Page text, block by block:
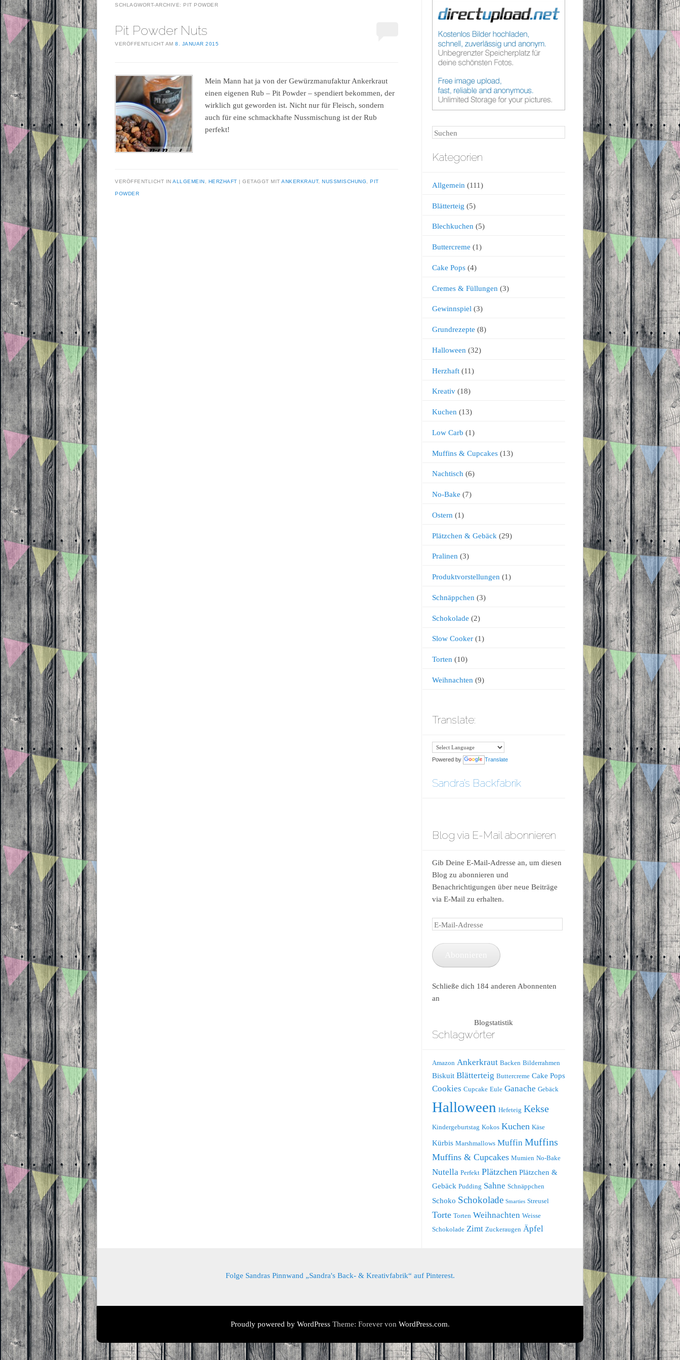
SCHLAGWORT-ARCHIVE: PIT POWDER
Pit Powder Nuts
VERÖFFENTLICHT AM 8. JANUAR 2015
Mein Mann hat ja von der Gewürzmanufaktur Ankerkraut
einen eigenen Rub – Pit Powder – spendiert bekommen, der
wirklich gut geworden ist. Nicht nur für Fleisch, sondern
auch für eine schmackhafte Nussmischung ist der Rub
perfekt!
VERÖFFENTLICHT IN ALLGEMEIN HERZHAFT GETAGGT MIT ANKERKRAUT, NUSSMISCHUNG PIT
POWDER
Suchen
Kategorien
Allgemein (111)
Blätterteig (5)
Blechkuchen (5)
Buttercreme (1)
Cake Pops(4)
Cremes & Füllungen (3)
Gewinnspiel(3)
Grundrezepte (8)
Halloween (32)
Herzhaft(11)
Kreativ(18)
Kuchen (13)
Low Carb (1)
Muffins & Cupcakes(13)
Nachtisch(6)
No-Bake (7)
Ostern (1)
Plätzchen & Gebäck (29)
Pralinen (3)
Produktvorstellungen (1)
Schnäppchen (3)
Schokolade (2)
Slow Cooker(1)
Torten (10)
Weihnachten (9)
Translate:
Powered by Translate
Sandra’s Backfabrik
Blog via E-Mail abonnieren
Gib Deine E-Mail-Adresse an, um diesen
Blog zu abonnieren und
Benachrichtigungen über neue Beiträge
via E-Mail zu erhalten.
E-
Adresse
Schließe dich 184 anderen Abonnenten
an
Blogstatistik
Schlagwörter
Amazon Ankerkraut Backen Bilderrahmen
Biskuit Blätterteig Buttercreme Cake Pops
Cookies Cupcake Eule Ganache Gebäck
Halloween Hefeteig Kekse
Kindergeburtstag Kokos Kuchen Käse
Kürbis Marshmallows Muffin Muffins
Muffins & Cupcakes Mumien No-Bake
Nutella Perfekt Plätzchen Plätzchen &
Gebäck Pudding Sahne Schnäppchen
Schoko Schokolade Smarties Streusel
Torte Torten Weihnachten Weisse
Schokolade Zimt Zuckeraugen Äpfel
Folge Sandras Pinnwand „Sandra's Back- & Kreativfabrik“ auf Pinterest.
Proudly powered by WordPressTheme: Forever von WordPress.com.